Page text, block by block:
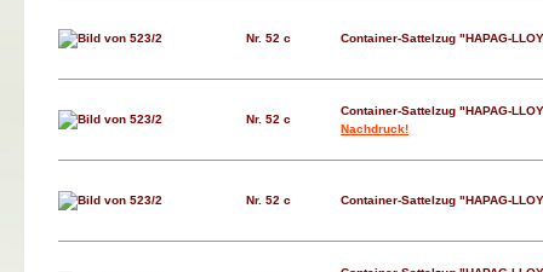
Nr. 52 c Container-Sattelzug "HAPAG-
Nr. 52 c
Container-Sattelzug "HAPAG-
Nachdruck!
Nr. 52 c Container-Sattelzug "HAPAG-